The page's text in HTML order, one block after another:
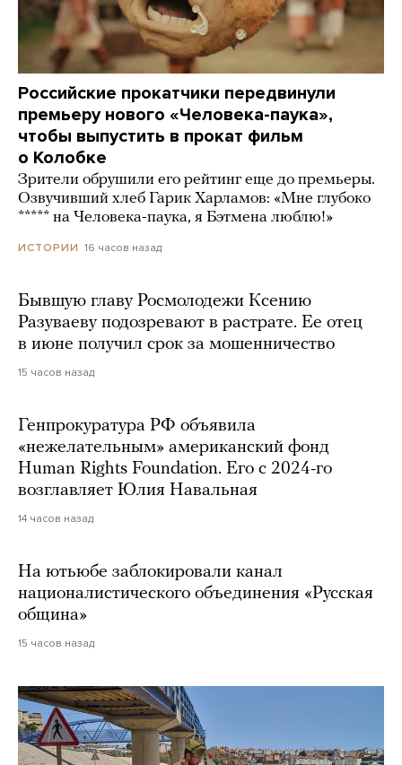
Российские прокатчики передвинули
премьеру нового «Человека-паука»,
чтобы выпустить в прокат фильм
о Колобке
Зрители обрушили его рейтинг еще до премьеры.
Озвучивший хлеб Гарик Харламов: «Мне глубоко
***** на Человека-паука, я Бэтмена люблю!»
ИСТОРИИ 16 часов назад
Бывшую главу Росмолодежи Ксению
Разуваеву подозревают в растрате. Ее отец
в июне получил срок за мошенничество
15 часов назад
Генпрокуратура РФ объявила
«нежелательным» американский фонд
Human Rights Foundation. Его с 2024-го
возглавляет Юлия Навальная
14 часов назад
На ютьюбе заблокировали канал
националистического объединения «Русская
община»
15 часов назад